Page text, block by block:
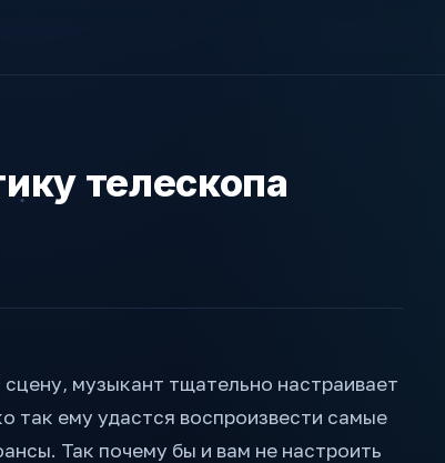
телескопа
музыкант тщательно настраивает
так ему удастся воспроизвести самые
Так почему бы и вам не настроить